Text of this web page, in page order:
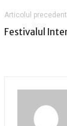
Articolul precedent
Festivalul